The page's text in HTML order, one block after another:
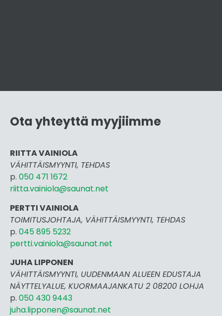
Ota yhteyttä myyjiimme
RIITTA VAINIOLA
VÄHITTÄISMYYNTI, TEHDAS
p. 050 471 1672
riitta.vainiola@saunat.net
PERTTI VAINIOLA
TOIMITUSJOHTAJA, VÄHITTÄISMYYNTI, TEHDAS
p. 045 895 5232
pertti.vainiola@saunat.net
JUHA LIPPONEN
VÄHITTÄISMYYNTI, UUDENMAAN ALUEEN EDUSTAJA
NÄYTTELYALUE, KUORMAAJANKATU 2 08200 LOHJA
p. 050 430 9443
juha.lipponen@saunat.net